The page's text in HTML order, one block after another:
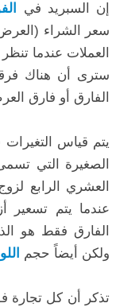
إن السبريد في
سعر الشراء
العملات عندما
سترى أن هناك
الفارق أو فارق
يتم قياس
الصغيرة التي
العشري الرابع
عندما يتم تسعير
الفارق فقط هو
ولكن أيضاً حجم
تذكر أن كل تجارة